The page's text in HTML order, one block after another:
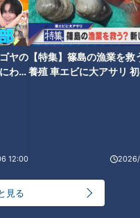
ヤの
わ実
12:00
【特集】篠島の漁業を救
養殖 車エビに大アサリ
見る
すめ
【キユーピー３分クッキン